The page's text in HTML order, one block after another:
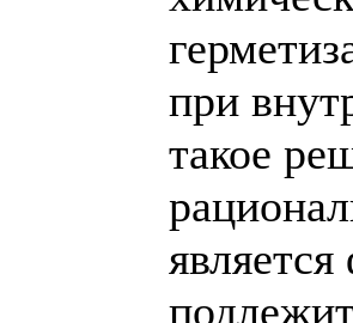
при
такое